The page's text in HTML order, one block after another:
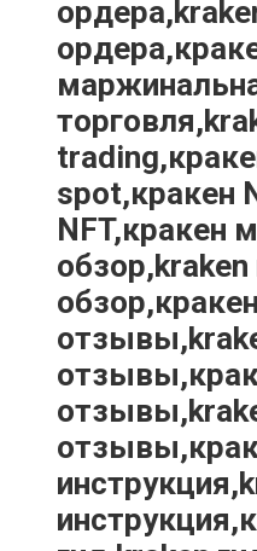
spot,кракен
NFT,кракен